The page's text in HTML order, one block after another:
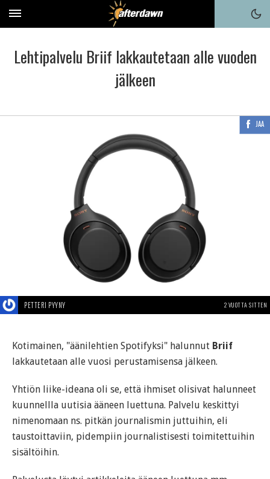
Lehtipalvelu Briif lakkautetaan alle vuoden
jälkeen
JAA
PETTERI PYYNY 2 VUOTTA SITTEN
Kotimainen, "äänilehtien Spotifyksi" halunnut Briif
lakkautetaan alle vuosi perustamisensa jälkeen.
Yhtiön liike-ideana oli se, että ihmiset olisivat halunneet
kuunnellla uutisia ääneen luettuna. Palvelu keskittyi
nimenomaan ns. pitkän journalismin juttuihin, eli
taustoittaviin, pidempiin journalistisesti toimitettuihin
sisältöihin.